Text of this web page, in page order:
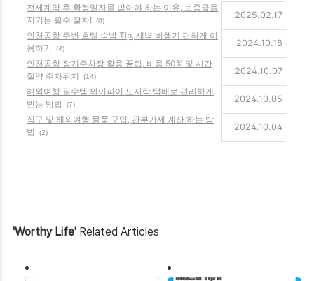
전세계약 후 확정일자를 받아야 하는 이유, 보증금을
지키는 필수 절차! (0)
2025.02.17
인천공항 주변 호텔 숙박 Tip, 새벽 비행기 편하게 이
용하기
(4)
2024.10.18
인천공항 장기주차장 활용 꿀팁, 비용 50% 및 시간
절약 주차위치
(14)
2024.10.07
해외여행 필수템 와이파이 도시락 택배로 편리하게
받는 방법
(7)
2024.10.05
직구 및 해외여행 물품 구입, 관부가세 계산 하는 방
법
(2)
2024.10.04
'Worthy Life' Related Articles